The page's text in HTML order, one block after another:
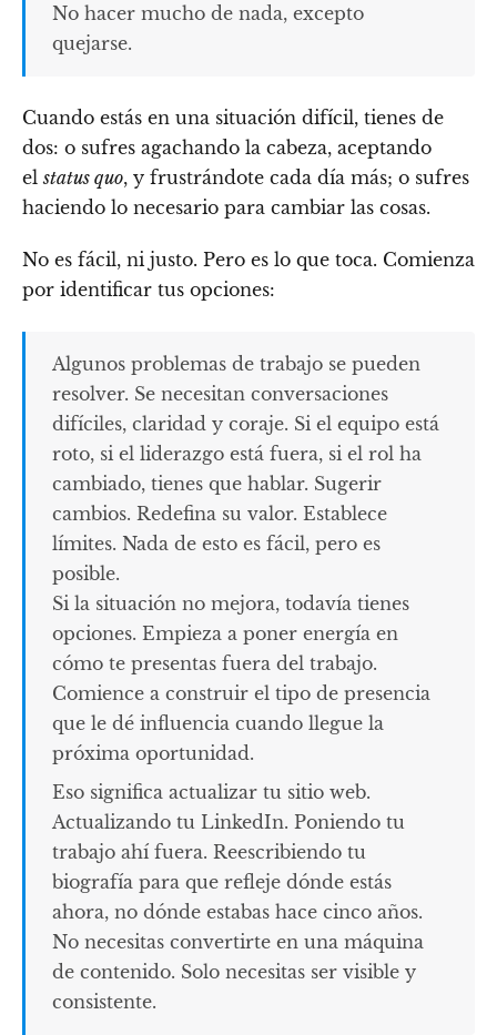
No hacer mucho de nada, excepto
quejarse.
Cuando estás en una situación difícil, tienes de
dos: o sufres agachando la cabeza, aceptando
elstatus quo, y frustrándote cada día más; o sufres
haciendo lo necesario para cambiar las cosas.
No es fácil, ni justo. Pero es lo que toca. Comienza
por identificar tus opciones:
Algunos problemas de trabajo se pueden
resolver. Se necesitan conversaciones
difíciles, claridad y coraje. Si el equipo está
roto, si el liderazgo está fuera, si el rol ha
cambiado, tienes que hablar. Sugerir
cambios. Redefina su valor. Establece
límites. Nada de esto es fácil, pero es
posible.
Si la situación no mejora, todavía tienes
opciones. Empieza a poner energía en
cómo te presentas fuera del trabajo.
Comience a construir el tipo de presencia
que le dé influencia cuando llegue la
próxima oportunidad.
Eso significa actualizar tu sitio web.
Actualizando tu LinkedIn. Poniendo tu
trabajo ahí fuera. Reescribiendo tu
biografía para que refleje dónde estás
ahora, no dónde estabas hace cinco años.
No necesitas convertirte en una máquina
de contenido. Solo necesitas ser visible y
consistente.